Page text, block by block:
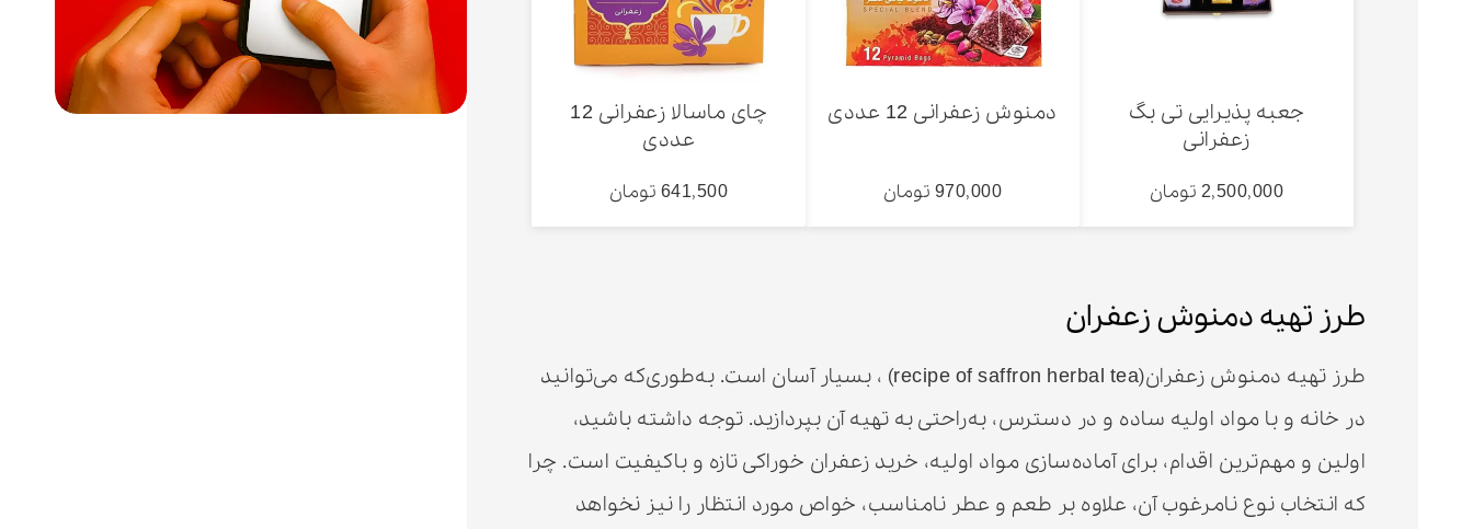
جعبه پذیرایی تی بگ
زعفرانی
2,500,000 تومان
دمنوش زعفرانی 12 عددی
970,000 تومان
چای ماسالا زعفرانی 12
عددی
641,500 تومان
طرز تهیه دمنوش زعفران
طرز تهیه دمنوش زعفران(recipe of saffron herbal tea) ، بسیار آسان است. به‌طوری‌که می‌توانید
در خانه و با مواد اولیه ساده و در دسترس، به‌راحتی به تهیه آن بپردازید. توجه داشته باشید،
اولین و مهم‌ترین اقدام، برای آماده‌سازی مواد اولیه، خرید زعفران خوراکی تازه و باکیفیت است. چرا
که انتخاب نوع نامرغوب آن، علاوه بر طعم و عطر نامناسب، خواص مورد انتظار را نیز نخواهد